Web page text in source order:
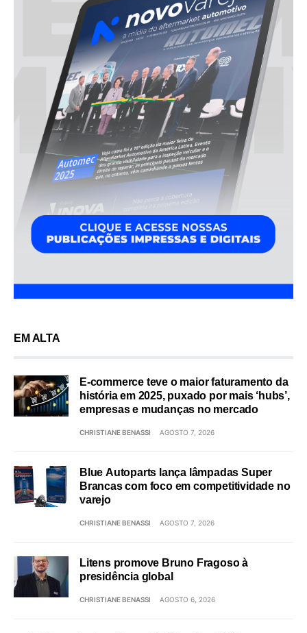
EM ALTA
E-commerce teve o maior faturamento da
história em 2025, puxado por mais ‘hubs’,
empresas e mudanças no mercado
CHRISTIANE BENASSI AGOSTO 7, 2026
Blue Autoparts lança lâmpadas Super
Brancas com foco em competitividade no
varejo
CHRISTIANE BENASSI AGOSTO 7, 2026
Litens promove Bruno Fragoso à
presidência global
CHRISTIANE BENASSI AGOSTO 6, 2026